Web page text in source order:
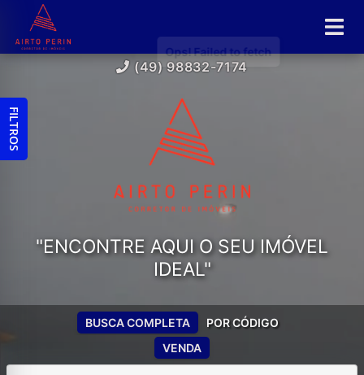
(49) 98832-7174
"ENCONTRE AQUI O SEU IMÓVEL
IDEAL"
VENDA
BUSCA COMPLETA POR CÓDIGO
FILTROS